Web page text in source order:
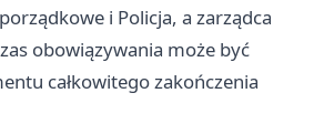
i Policja, a zarządca
obowiązywania może być
całkowitego zakończenia